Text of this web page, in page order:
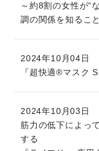
～約8割の女性が“
調の関係を知るこ
2024年10月04日
『超快適®マスク
2024年10月03日
筋力の低下によっ
する